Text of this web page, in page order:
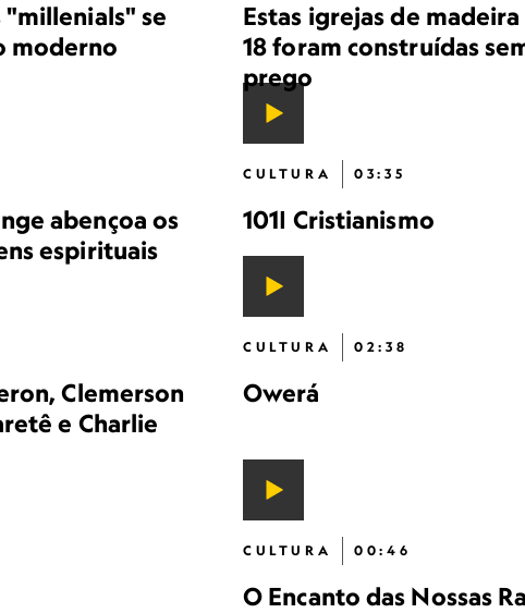
se
moderno
Estas igrejas de
18 foram construídas
prego
abençoa os
espirituais
CULTURA 03:35
101| Cristianismo
Clemerson
e Charlie
CULTURA 02:38
Owerá
CULTURA 00:46
O Encanto das Nossas